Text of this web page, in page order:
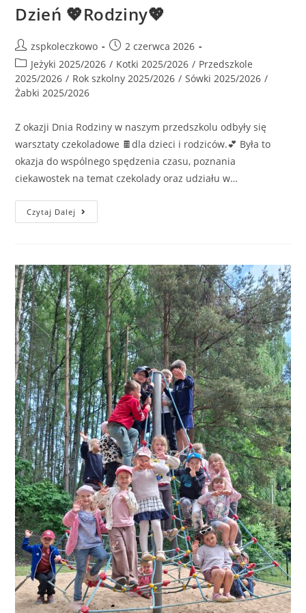
Dzień 💖Rodziny💖
zspkoleczkowo
2 czerwca 2026
Jeżyki 2025/2026 / Kotki 2025/2026 / Przedszkole
2025/2026 / Rok szkolny 2025/2026 / Sówki 2025/2026 /
Żabki 2025/2026
Z okazji Dnia Rodziny w naszym przedszkolu odbyły się
warsztaty czekoladowe 🍫dla dzieci i rodziców.💕 Była to
okazja do wspólnego spędzenia czasu, poznania
ciekawostek na temat czekolady oraz udziału w…
Czytaj Dalej